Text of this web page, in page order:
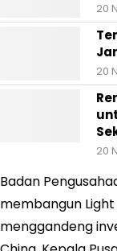
20
20
20
Badan
membangun
menggandeng